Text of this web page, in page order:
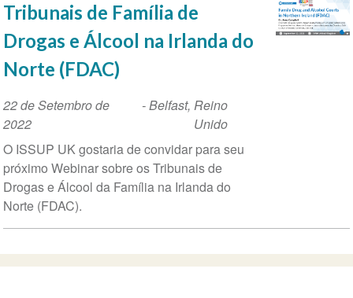
Tribunais de Família de
Drogas e Álcool na Irlanda do
Norte (FDAC)
Data
do
evento
22 de Setembro de
2022
-Belfast, Reino
Unido
O ISSUP UK gostaria de convidar para seu
próximo Webinar sobre os Tribunais de
Drogas e Álcool da Família na Irlanda do
Norte (FDAC).